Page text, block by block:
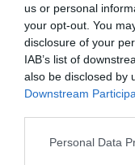
us or personal
your opt-out. You
disclosure of your
IAB’s list of
also be disclosed by
Downstream
Personal Data